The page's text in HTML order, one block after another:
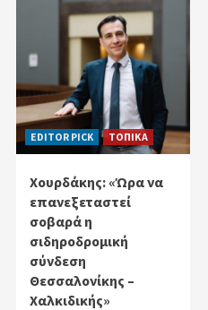
EDITOR PICK ΤΟΠΙΚΑ
Χουρδάκης: «Ώρα να
επανεξεταστεί
σοβαρά η
σιδηροδρομική
σύνδεση
Θεσσαλονίκης –
Χαλκιδικής»